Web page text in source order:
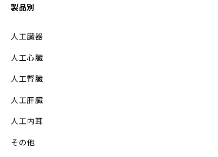
製品別
人工臓器
人工心臓
人工腎臓
人工肝臓
人工内耳
その他